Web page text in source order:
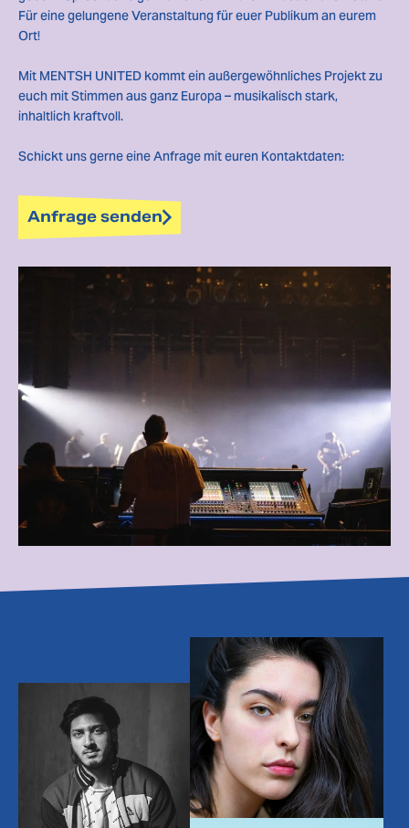
Für eine gelungene Veranstaltung für euer Publikum an eurem
Ort!
Mit MENTSH UNITED kommt ein außergewöhnliches Projekt zu
euch mit Stimmen aus ganz Europa – musikalisch stark,
inhaltlich kraftvoll.
Schickt uns gerne eine Anfrage mit euren Kontaktdaten:
Anfrage senden